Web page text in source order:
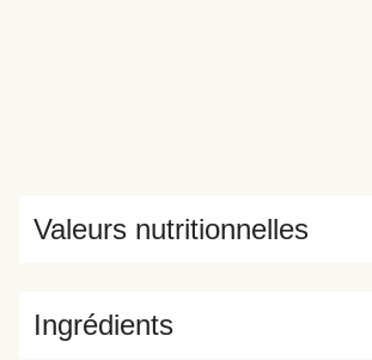
Ingrédients
Valeurs nutritionnelles